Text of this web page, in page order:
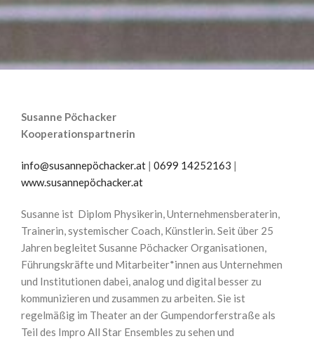
Susanne Pöchacker
Kooperationspartnerin
info@susannepöchacker.at | 0699 14252163 |
www.susannepöchacker.at
Susanne ist Diplom Physikerin, Unternehmensberaterin,
Trainerin, systemischer Coach, Künstlerin. Seit über 25
Jahren begleitet Susanne Pöchacker Organisationen,
Führungskräfte und Mitarbeiter*innen aus Unternehmen
und Institutionen dabei, analog und digital besser zu
kommunizieren und zusammen zu arbeiten. Sie ist
regelmäßig im Theater an der Gumpendorferstraße als
Teil des Impro All Star Ensembles zu sehen und